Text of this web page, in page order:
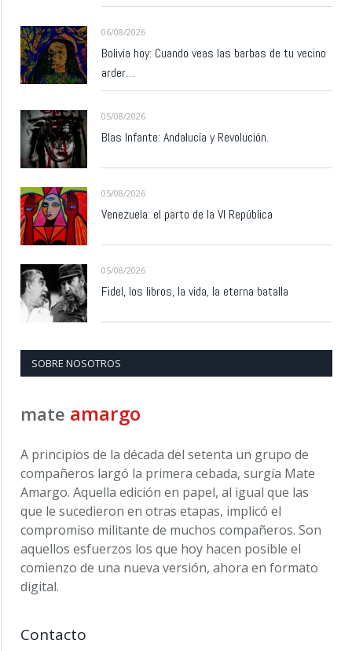
06/08/2026
Bolivia hoy: Cuando veas las barbas de tu vecino
arder…
05/08/2026
Blas Infante: Andalucía y Revolución.
05/08/2026
Venezuela: el parto de la VI República
05/08/2026
Fidel, los libros, la vida, la eterna batalla
SOBRE NOSOTROS
mate amargo
A principios de la década del setenta un grupo de
compañeros largó la primera cebada, surgía Mate
Amargo. Aquella edición en papel, al igual que las
que le sucedieron en otras etapas, implicó el
compromiso militante de muchos compañeros. Son
aquellos esfuerzos los que hoy hacen posible el
comienzo de una nueva versión, ahora en formato
digital.
Contacto